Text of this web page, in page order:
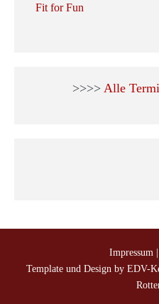
Fit for Fun
>>>> Alle
Impressum
Template und Design by EDV-